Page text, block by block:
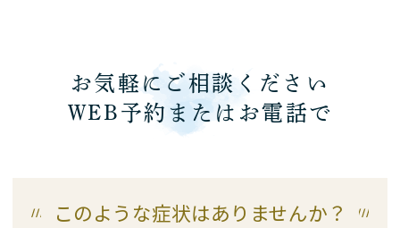
お気軽にご相談ください
WEB予約またはお電話で
このような症状はありませんか？